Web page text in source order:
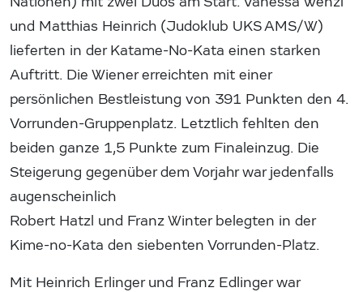
und Matthias Heinrich (Judoklub UKS AMS/W)
lieferten in der Katame-No-Kata einen starken
Auftritt. Die Wiener erreichten mit einer
persönlichen Bestleistung von 391 Punkten den 4.
Vorrunden-Gruppenplatz. Letztlich fehlten den
beiden ganze 1,5 Punkte zum Finaleinzug. Die
Steigerung gegenüber dem Vorjahr war jedenfalls
augenscheinlich
Robert Hatzl und Franz Winter belegten in der
Kime-no-Kata den siebenten Vorrunden-Platz.
Mit Heinrich Erlinger und Franz Edlinger war